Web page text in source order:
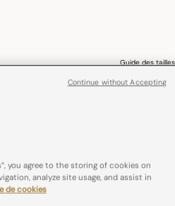
Guide des tailles
you agree to the storing of cookies on
analyze site usage, and assist in
de cookies
Continue without Accepting